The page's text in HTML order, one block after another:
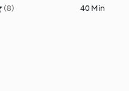
(8) 40 Min